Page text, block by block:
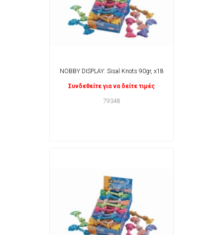
NOBBY DISPLAY: Sisal Knots 90gr, x18
Συνδεθείτε για να δείτε τιμές
79348